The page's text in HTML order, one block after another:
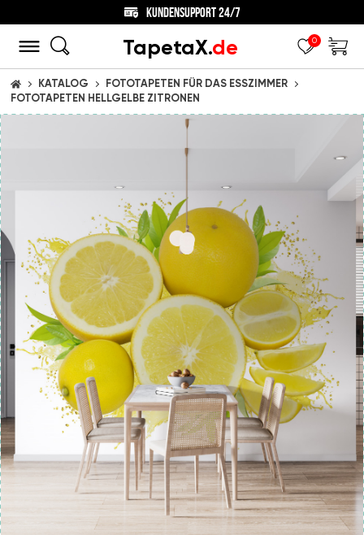
KUNDENSUPPORT 24/7
TapetaX.de 0
STARTSEITE
KATALOG
FOTOTAPETEN FÜR DAS ESSZIMMER
FOTOTAPETEN HELLGELBE ZITRONEN